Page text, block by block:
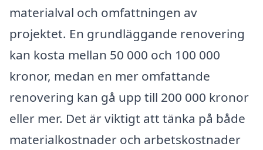
materialval och omfattningen av
projektet. En grundläggande renovering
kan kosta mellan 50 000 och 100 000
kronor, medan en mer omfattande
renovering kan gå upp till 200 000 kronor
eller mer. Det är viktigt att tänka på både
materialkostnader och arbetskostnader